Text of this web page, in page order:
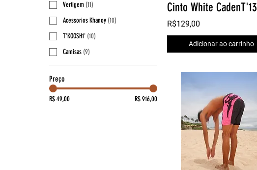
Vertigem (11)
Acessorios Khanoy (10)
T'KOOSH1' (10)
Camisas (9)
Preço
R$ 49,00 R$ 916,00
Cinto White CadenT'13
R$129,00
Adicionar ao carrinho